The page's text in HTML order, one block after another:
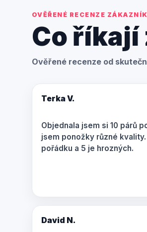
OVĚŘENÉ RECENZE
Co
Ověřené recenze od
Terka V.
Objednala jsem si 10 párů
jsem ponožky různé
pořádku a 5 je hrozných.
David N.